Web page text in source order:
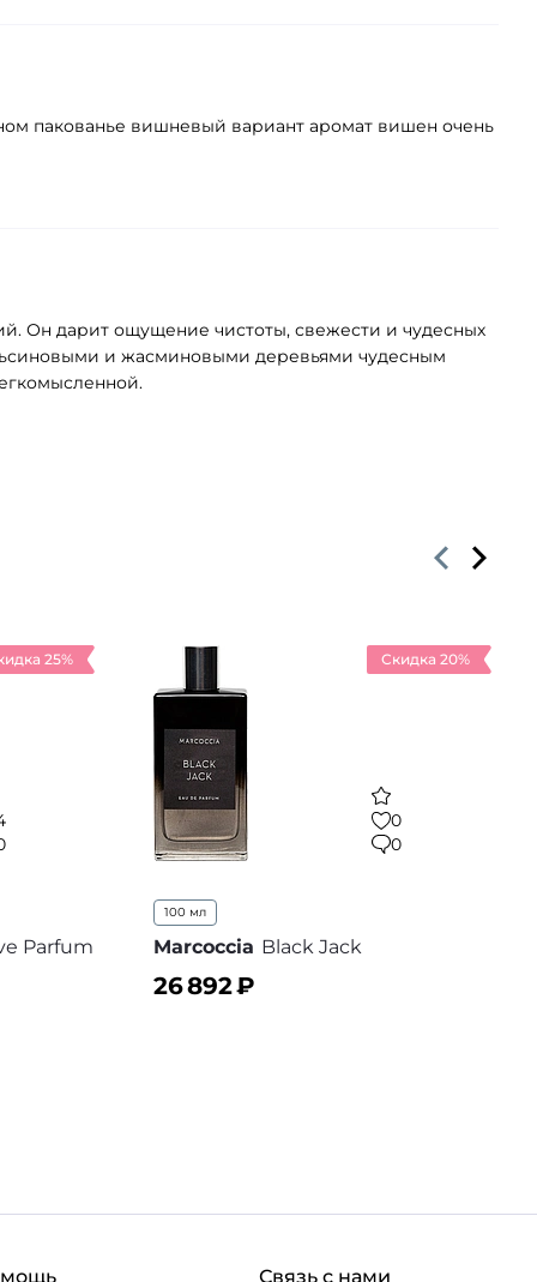
пакованье вишневый вариант аромат вишен очень
Он дарит ощущение чистоты, свежести и чудесных
и жасминовыми деревьями чудесным
25%
Parfum
Скидка 20%
0
0
100 мл
Marcoccia Black Jack
26 892₽
Связь с нами